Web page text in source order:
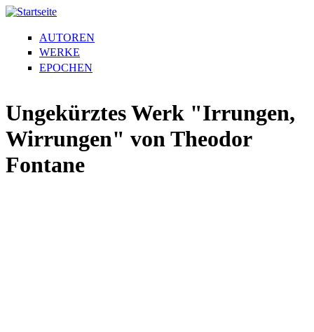
AUTOREN
WERKE
EPOCHEN
Ungekürztes Werk "Irrungen,
Wirrungen" von Theodor
Fontane